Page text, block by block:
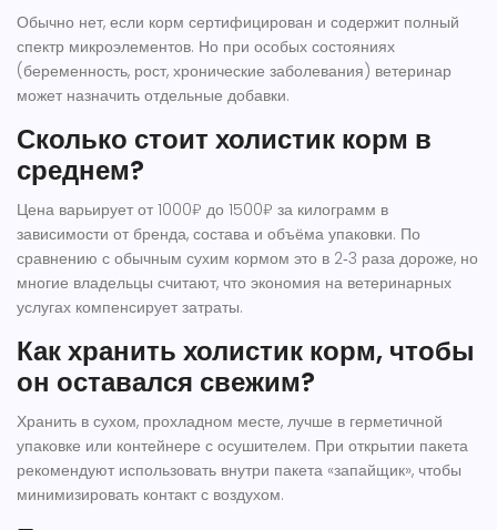
Обычно нет, если корм сертифицирован и содержит полный
спектр микроэлементов. Но при особых состояниях
(беременность, рост, хронические заболевания) ветеринар
может назначить отдельные добавки.
Сколько стоит холистик корм в
среднем?
Цена варьирует от 1000₽ до 1500₽ за килограмм в
зависимости от бренда, состава и объёма упаковки. По
сравнению с обычным сухим кормом это в 2‑3 раза дороже, но
многие владельцы считают, что экономия на ветеринарных
услугах компенсирует затраты.
Как хранить холистик корм, чтобы
он оставался свежим?
Хранить в сухом, прохладном месте, лучше в герметичной
упаковке или контейнере с осушителем. При открытии пакета
рекомендуют использовать внутри пакета «запайщик», чтобы
минимизировать контакт с воздухом.